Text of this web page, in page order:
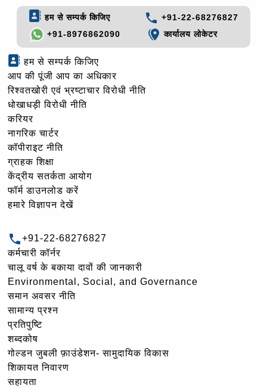
हम से सम्पर्क किजिए
+91-22-68276827
+91-8976862090
कार्यालय लोकेटर
हम से सम्पर्क किजिए
आप की पूंजी आप का अधिकार
रिश्वतखोरी एवं भ्रष्टाचार विरोधी नीति
धोखाधड़ी विरोधी नीति
करियर
नागरिक चार्टर
कॉपीराइट नीति
ग्राहक शिक्षा
केंद्रीय सतर्कता आयोग
फॉर्म डाउनलोड करें
हमारे विज्ञापन देखें
+91-22-68276827
कर्मचारी कॉर्नर
चालू वर्ष के बकाया दावों की जानकारी
Environmental, Social, and Governance
समान अवसर नीति
सामान्य प्रश्न
प्रतिपुष्टि
शब्दकोष
गोल्‍डन जुबली फ़ाउंडेशन- सामुदायिक विकास
शिकायत निवारण
सहायता